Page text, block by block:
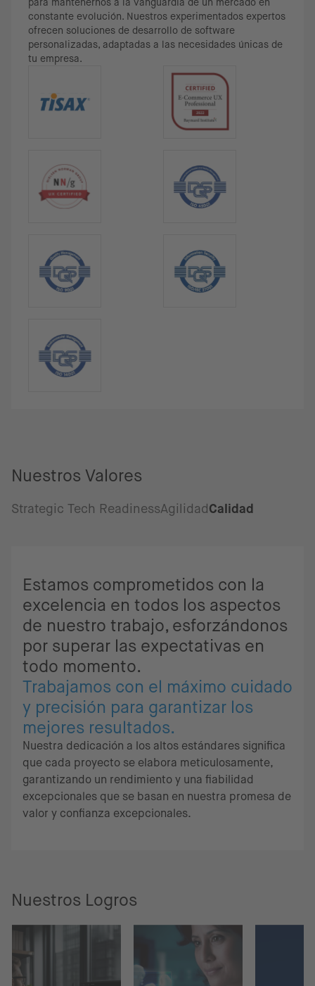
constante evolución. Nuestros experimentados expertos
ofrecen soluciones de desarrollo de software
personalizadas, adaptadas a las necesidades únicas de
tu empresa.
Nuestros Valores
Strategic Tech ReadinessAgilidadCalidad
Estamos comprometidos con la
excelencia en todos los aspectos
de nuestro trabajo, esforzándonos
por superar las expectativas en
todo momento.
Trabajamos con el máximo cuidado
y precisión para garantizar los
mejores resultados.
Nuestra dedicación a los altos estándares significa
que cada proyecto se elabora meticulosamente,
garantizando un rendimiento y una fiabilidad
excepcionales que se basan en nuestra promesa de
valor y confianza excepcionales.
Nuestros Logros